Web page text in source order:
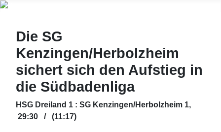
Die SG
Kenzingen/Herbolzheim
sichert sich den Aufstieg in
die Südbadenliga
HSG Dreiland 1 : SG Kenzingen/Herbolzheim 1,
29:30 / (11:17)